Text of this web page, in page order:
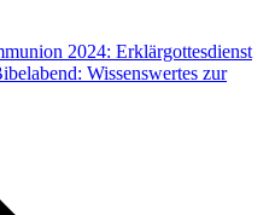
2024: Erklärgottesdienst
Wissenswertes zur